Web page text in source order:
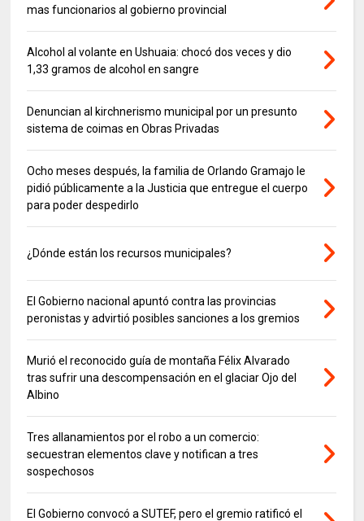
mas funcionarios al gobierno provincial
Alcohol al volante en Ushuaia: chocó dos veces y dio
1,33 gramos de alcohol en sangre
Denuncian al kirchnerismo municipal por un presunto
sistema de coimas en Obras Privadas
Ocho meses después, la familia de Orlando Gramajo le
pidió públicamente a la Justicia que entregue el cuerpo
para poder despedirlo
¿Dónde están los recursos municipales?
El Gobierno nacional apuntó contra las provincias
peronistas y advirtió posibles sanciones a los gremios
Murió el reconocido guía de montaña Félix Alvarado
tras sufrir una descompensación en el glaciar Ojo del
Albino
Tres allanamientos por el robo a un comercio:
secuestran elementos clave y notifican a tres
sospechosos
El Gobierno convocó a SUTEF, pero el gremio ratificó el